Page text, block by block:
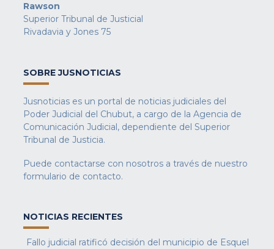
Rawson
Superior Tribunal de Justicial
Rivadavia y Jones 75
SOBRE JUSNOTICIAS
Jusnoticias es un portal de noticias judiciales del
Poder Judicial del Chubut, a cargo de la Agencia de
Comunicación Judicial, dependiente del Superior
Tribunal de Justicia.
Puede contactarse con nosotros a través de nuestro
formulario de contacto.
NOTICIAS RECIENTES
Fallo judicial ratificó decisión del municipio de Esquel